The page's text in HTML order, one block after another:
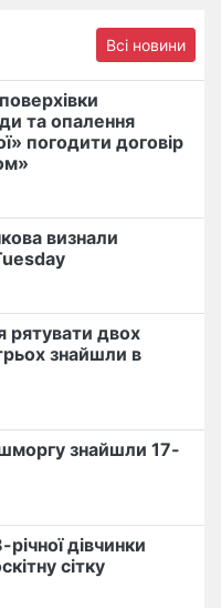
Всі новини
та опалення
погодити договір
визнали
рятувати двох
знайшли в
знайшли 17-
річної дівчинки
сітку